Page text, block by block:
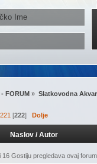
FORUM » Slatkovodna
221[222] Dolje
Naslov /Autor
16 Gostiju pregledava ovaj forum.